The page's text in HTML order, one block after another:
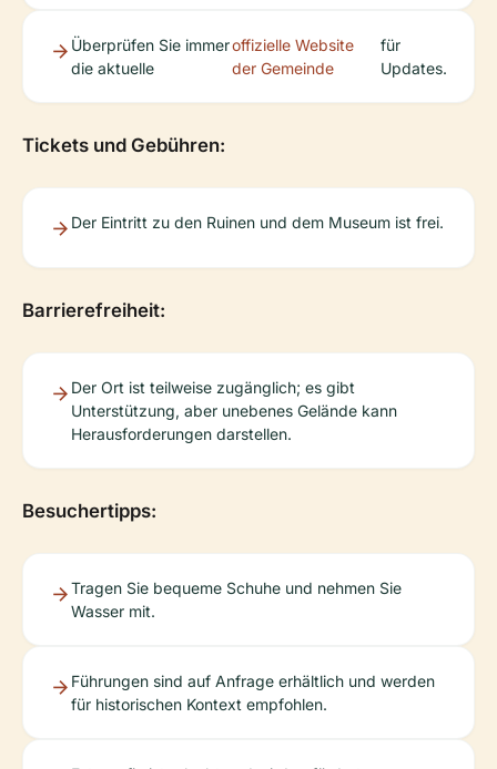
Überprüfen Sie immer
die aktuelle
offizielle Website
der Gemeinde
für
Updates.
Tickets und Gebühren:
Der Eintritt zu den Ruinen und dem Museum ist frei.
Barrierefreiheit:
Der Ort ist teilweise zugänglich; es gibt
Unterstützung, aber unebenes Gelände kann
Herausforderungen darstellen.
Besuchertipps:
Tragen Sie bequeme Schuhe und nehmen Sie
Wasser mit.
Führungen sind auf Anfrage erhältlich und werden
für historischen Kontext empfohlen.